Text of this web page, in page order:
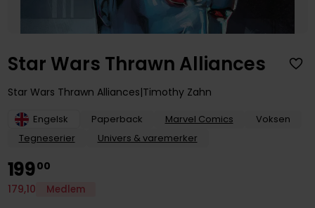
Star Wars Thrawn Alliances
Star Wars Thrawn Alliances Timothy Zahn
Engelsk Paperback Marvel Comics
Voksen
Tegneserier
Univers & varemerker
19900
179,10 Medlem